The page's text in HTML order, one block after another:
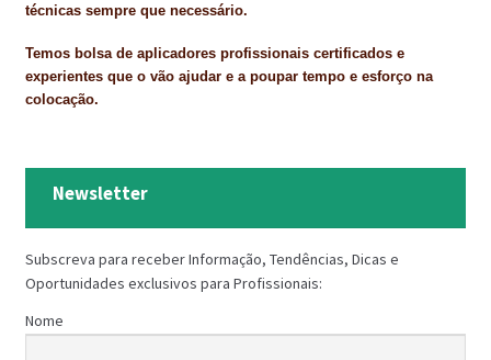
técnicas sempre que necessário.
Temos bolsa de aplicadores profissionais certificados e
experientes que o vão ajudar e a poupar tempo e esforço na
colocação.
Newsletter
Subscreva para receber Informação, Tendências, Dicas e
Oportunidades exclusivos para Profissionais:
Nome